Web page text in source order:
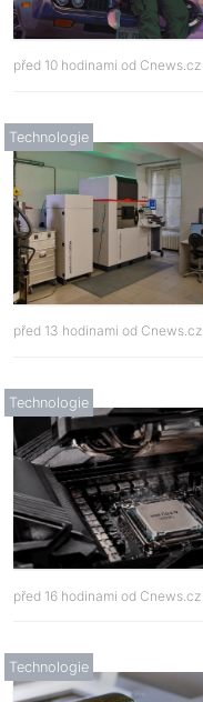
před 10 hodinami od Cnews.cz
Technologie
před 13 hodinami od Cnews.cz
Technologie
před 16 hodinami od Cnews.cz
Technologie